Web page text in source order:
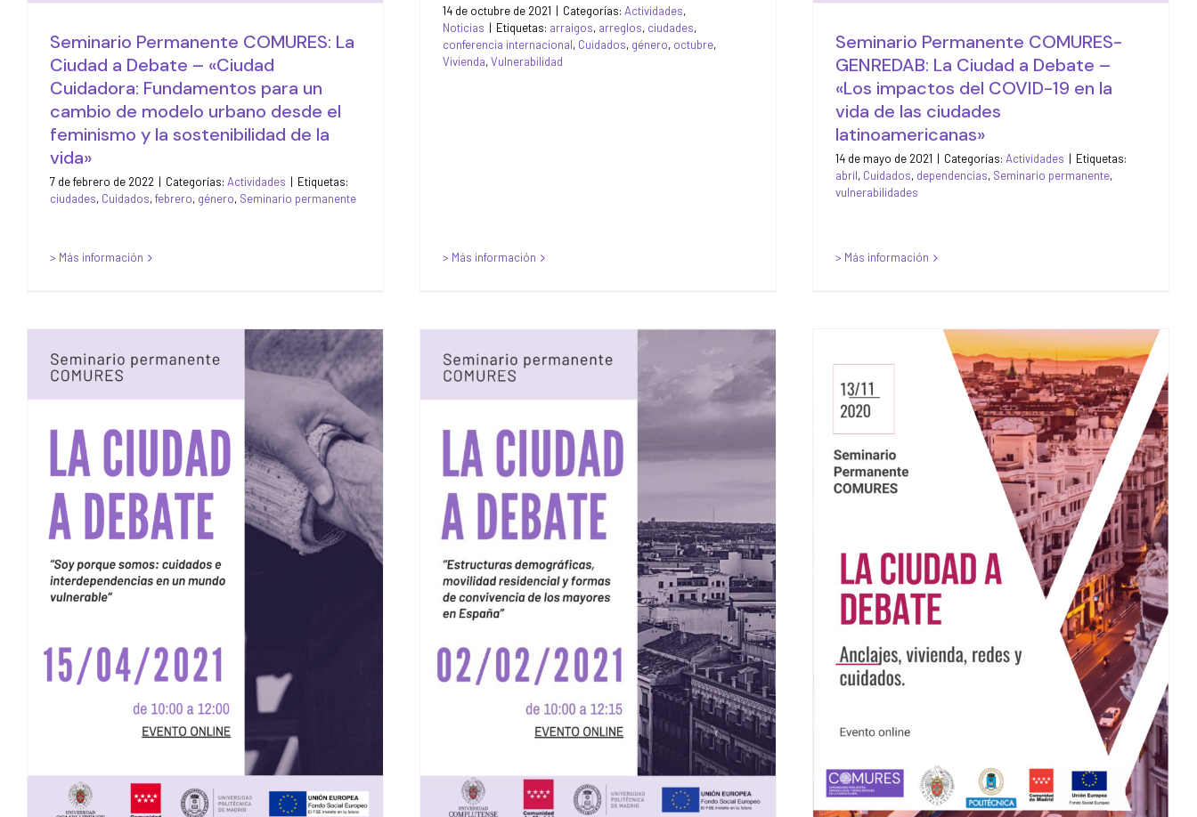
Seminario Permanente COMURES: La
Ciudad a Debate – «Ciudad
Cuidadora: Fundamentos para un
cambio de modelo urbano desde el
feminismo y la sostenibilidad de la
vida»
7 de febrero de 2022 | Categorías: Actividades | Etiquetas:
ciudades, Cuidados,febrero, género, Seminario permanente
> Más información
14 de octubre de 2021 | Categorías: Actividades,
Noticias | Etiquetas: arraigos, arreglos, ciudades,
conferencia internacional, Cuidados, género, octubre,
Vivienda,Vulnerabilidad
> Más información
Seminario Permanente COMURES-
GENREDAB: La Ciudad a Debate –
«Los impactos del COVID-19 en la
vida de las ciudades
latinoamericanas»
14 de mayo de 2021 | Categorías: Actividades | Etiquetas:
abril, Cuidados, dependencias, Seminario permanente,
vulnerabilidades
> Más información
Seminario Permanente
COMURES: La Ciudad a
Debate – «Soy porque
somos: cuidados e
interdependencias en un
mundo vulnerable»
Actividades
Seminario Permanente
COMURES: La Ciudad a
Debate – “Estructuras
demográficas, Movilidad
residencial y formas de
convivencia de los
mayores en España”
Seminario Permanente
COMURES: La Ciudad a
Debate – “Anclajes,
vivienda, redes y
cuidados”